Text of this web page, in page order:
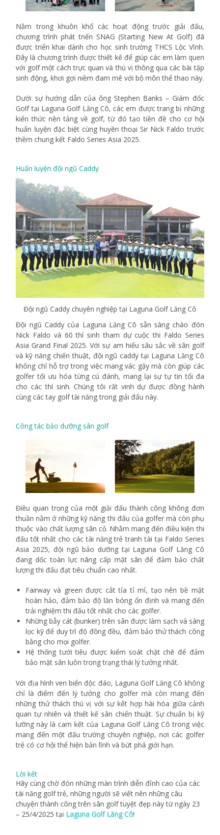
Nằm trong khuôn khổ các hoạt động trước giải đấu,
chương trình phát triển SNAG (Starting New At Golf) đã
được triển khai dành cho học sinh trường THCS Lộc Vĩnh.
Đây là chương trình được thiết kế để giúp các em làm quen
với golf một cách trực quan và thú vị thông qua các bài tập
sinh động, khơi gợi niềm đam mê với bộ môn thể thao này.
Dưới sự hướng dẫn của ông Stephen Banks – Giám đốc
Golf tại Laguna Golf Lăng Cô, các em được trang bị những
kiến thức nền tảng về golf, từ đó tạo tiền đề cho cơ hội
huấn luyện đặc biệt cùng huyền thoại Sir Nick Faldo trước
thềm chung kết Faldo Series Asia 2025.
Huấn luyện đội ngũ Caddy
Đội ngũ Caddy chuyên nghiệp tại Laguna Golf Lăng Cô
Đội ngũ Caddy của Laguna Lăng Cô sẵn sàng chào đón
Nick Faldo và 60 thí sinh tham dự cuộc thi Faldo Series
Asia Grand Final 2025. Với sự am hiểu sâu sắc về sân golf
và kỹ năng chiến thuật, đội ngũ caddy tại Laguna Lăng Cô
không chỉ hỗ trợ trong việc mang vác gậy mà còn giúp các
golfer tối ưu hóa từng cú đánh, mang lại sự tự tin tối đa
cho các thí sinh. Chúng tôi rất vinh dự được đồng hành
cùng các tay golf tài năng trong giải đấu này.
Công tác bảo dưỡng sân golf
Điều quan trọng của một giải đấu thành công không đơn
thuần nằm ở những kỹ năng thi đấu của golfer mà còn phụ
thuộc vào chất lượng sân cỏ. Nhằm mang đến điều kiện thi
đấu tốt nhất cho các tài năng trẻ tranh tài tại Faldo Series
Asia 2025, đội ngũ bảo dưỡng tại Laguna Golf Lăng Cô
đang dốc toàn lực nâng cấp mặt sân để đảm bảo chất
lượng thi đấu đạt tiêu chuẩn cao nhất.
Fairway và green được cắt tỉa tỉ mỉ, tạo nên bề mặt
hoàn hảo, đảm bảo độ lăn bóng ổn định và mang đến
trải nghiệm thi đấu tốt nhất cho các golfer.
Những bẫy cát (bunker) trên sân được làm sạch và sàng
lọc kỹ để duy trì độ đồng đều, đảm bảo thử thách công
bằng cho mọi golfer.
Hệ thống tưới tiêu được kiểm soát chặt chẽ để đảm
bảo mặt sân luôn trong trạng thái lý tưởng nhất.
Với địa hình ven biển độc đáo, Laguna Golf Lăng Cô không
chỉ là điểm đến lý tưởng cho golfer mà còn mang đến
những thử thách thú vị với sự kết hợp hài hòa giữa cảnh
quan tự nhiên và thiết kế sân chiến thuật. Sự chuẩn bị kỹ
lưỡng này là cam kết của Laguna Golf Lăng Cô trong việc
mang đến một đấu trường chuyên nghiệp, nơi các golfer
trẻ có cơ hội thể hiện bản lĩnh và bứt phá giới hạn.
Lời kết
Hãy cùng chờ đón những màn trình diễn đỉnh cao của các
tài năng golf trẻ, những người sẽ viết nên những câu
chuyện thành công trên sân golf tuyệt đẹp này từ ngày 23
– 25/4/2025 tại Laguna Golf Lăng Cô!